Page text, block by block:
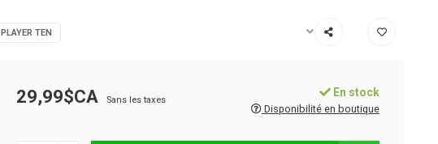
PLAYER TEN
29,99$CA Sans les taxes
En stock
Disponibilité en boutique